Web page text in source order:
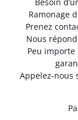
Ramonage
Prenez
Nous
Peu
Appelez-nous